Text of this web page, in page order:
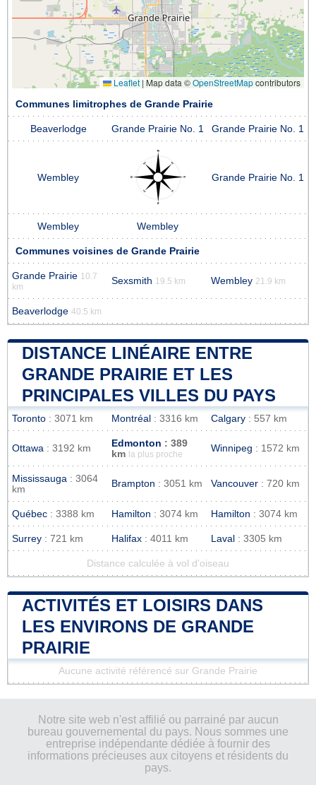
Leaflet|Map data ©OpenStreetMapcontributors
Communes limitrophes de Grande Prairie
Beaverlodge Grande Prairie No. 1 Grande Prairie No. 1
Wembley Grande Prairie No. 1
Wembley Wembley
Communes voisines de Grande Prairie
Grande Prairie 10.7
km
Sexsmith 19.5 km Wembley 21.9 km
Beaverlodge 40.5 km
DISTANCE LINÉAIRE ENTRE
GRANDE PRAIRIE ET LES
PRINCIPALES VILLES DU PAYS
Toronto : 3071 km Montréal : 3316 km Calgary : 557 km
Ottawa : 3192 km Edmonton : 389
km
la plus proche
Winnipeg : 1572 km
Mississauga : 3064
km
Brampton : 3051 km Vancouver : 720 km
Québec : 3388 km Hamilton : 3074 km Hamilton : 3074 km
Surrey : 721 km Halifax : 4011 km Laval : 3305 km
Distance calculée à vol d'oiseau
ACTIVITÉS ET LOISIRS DANS
LES ENVIRONS DE GRANDE
PRAIRIE
Aucune activité référencé sur Grande Prairie
Notre site web n'est affilié ou parrainé par aucun
bureau gouvernemental du pays. Nous sommes une
entreprise indépendante dédiée à fournir des
informations précieuses aux citoyens et résidents du
pays.